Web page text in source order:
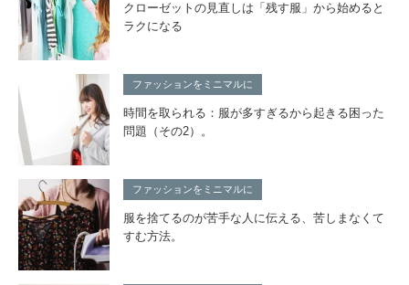
クローゼットの見直しは「残す服」から始めると
ラクになる
ファッションをミニマルに
時間を取られる：服が多すぎるから起きる困った
問題（その2）。
ファッションをミニマルに
服を捨てるのが苦手な人に伝える、苦しまなくて
すむ方法。